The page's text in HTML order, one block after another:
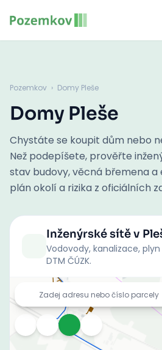
Pozemkov › Domy Pleše
Domy Pleše
Chystáte se koupit dům nebo
Než podepíšete, prověřte
stav budovy, věcná břemena a
plán okolí a rizika z oficiálních
Inženýrské sítěv
Vodovody, kanalizace,
DTM ČÚZK.